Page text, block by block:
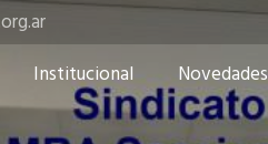
Institucional Novedades